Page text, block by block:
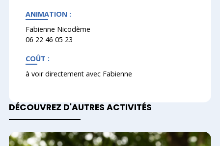
ANIMATION :
Fabienne Nicodème
06 22 46 05 23
COÛT :
à voir directement avec Fabienne
DÉCOUVREZ D'AUTRES ACTIVITÉS